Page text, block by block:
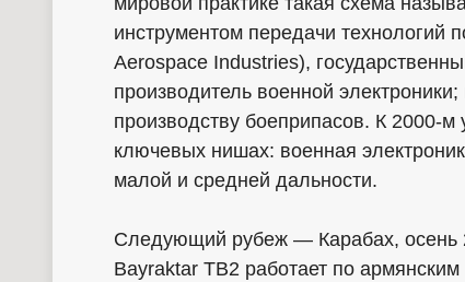
инструментом передачи технологий
Aerospace Industries),
производитель военной
производству боеприпасов. К 2000-
ключевых нишах: военная
малой и средней дальности.
Следующий рубеж — Карабах, осень
Bayraktar TB2 работает по